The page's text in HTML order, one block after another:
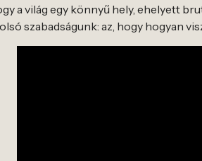
a világ egy könnyű hely, ehelyett
szabadságunk: az, hogy hogyan